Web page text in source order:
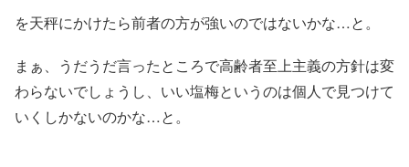
を天秤にかけたら前者の方が強いのではないかな…と。
まぁ、うだうだ言ったところで高齢者至上主義の方針は変
わらないでしょうし、いい塩梅というのは個人で見つけて
いくしかないのかな…と。